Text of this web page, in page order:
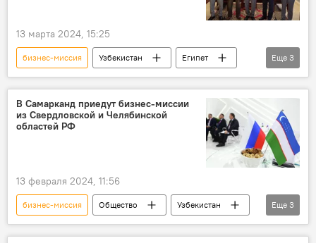
13 марта 2024, 15:25
бизнес-миссия Узбекистан
Египет
сотрудничество
Инвестиции
Экономика
Еще 3
В Самарканд приедут бизнес-миссии
из Свердловской и Челябинской
областей РФ
13 февраля 2024, 11:56
бизнес-миссия Общество
Узбекистан
Россия
Самарканд банк
Еще 3